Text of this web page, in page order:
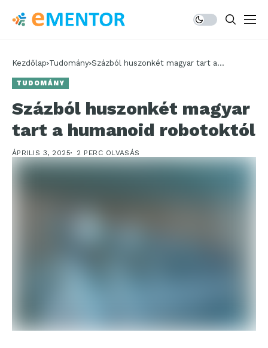
Kezdőlap Tudomány Százból huszonkét magyar tart a
TUDOMÁNY
Százból huszonkét magyar
tart a humanoid robotoktól
ÁPRILIS 3, 2025 2 PERC OLVASÁS